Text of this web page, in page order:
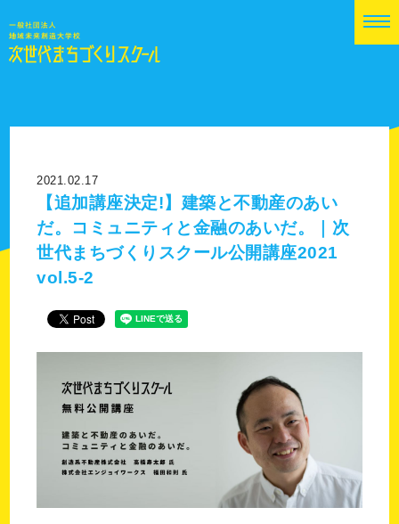
2021.02.17
【追加講座決定!】建築と不動産のあい
だ。コミュニティと金融のあいだ。｜次
世代まちづくりスクール公開講座2021
vol.5-2